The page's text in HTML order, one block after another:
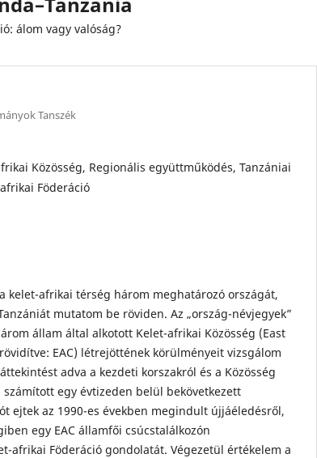
álom vagy valóság?
Tanszék
Közösség, Regionális együttműködés, Tanzániai
Föderáció
kelet-afrikai térség három meghatározó országát,
mutatom be röviden. Az „ország-névjegyek”
állam által alkotott Kelet-afrikai Közösség (East
EAC) létrejöttének körülményeit vizsgálom
adva a kezdeti korszakról és a Közösség
egy évtizeden belül bekövetkezett
ejtek az 1990-es években megindult újjáéledésről,
egy EAC államfői csúcstalálkozón
afrikai Föderáció gondolatát. Végezetül értékelem a